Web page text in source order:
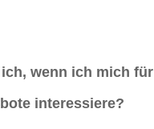
wenn ich mich
interessiere?